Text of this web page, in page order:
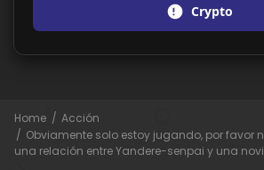
Crypto
Home
Acción
Obviamente solo estoy jugando, por favor
una relación entre Yandere-senpai y una